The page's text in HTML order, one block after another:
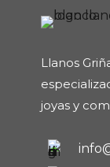
Llanos
joyas y